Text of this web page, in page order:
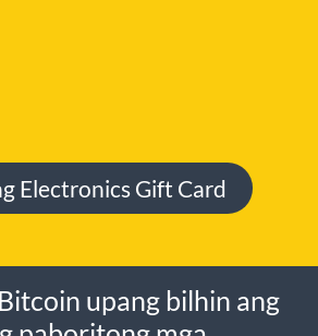
Electronics Gift Card
upang bilhin ang